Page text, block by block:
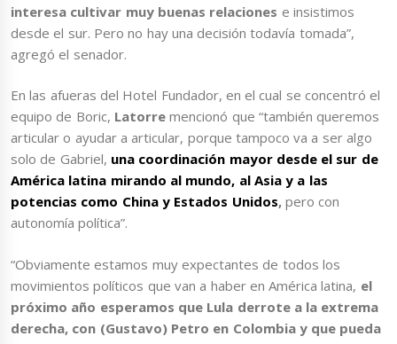
interesa cultivar muy buenas relaciones e insistimos
desde el sur. Pero no hay una decisión todavía tomada”,
agregó el senador.
En las afueras del Hotel Fundador, en el cual se concentró el
equipo de Boric, Latorremencionó que “también queremos
articular o ayudar a articular, porque tampoco va a ser algo
solo de Gabriel, una coordinación mayor desde el sur de
América latina mirando al mundo, al Asia y a las
potencias como China y Estados Unidos,pero con
autonomía política”.
“Obviamente estamos muy expectantes de todos los
movimientos políticos que van a haber en América latina, el
próximo año esperamos que Lula derrote a la extrema
derecha, con (Gustavo) Petro en Colombia y que pueda